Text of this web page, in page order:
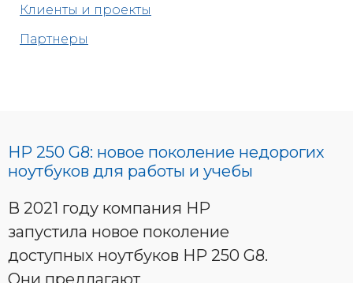
Клиенты и проекты
Партнеры
HP 250 G8: новое поколение недорогих
ноутбуков для работы и учебы
В 2021 году компания HP
запустила новое поколение
доступных ноутбуков HP 250 G8.
Они предлагают